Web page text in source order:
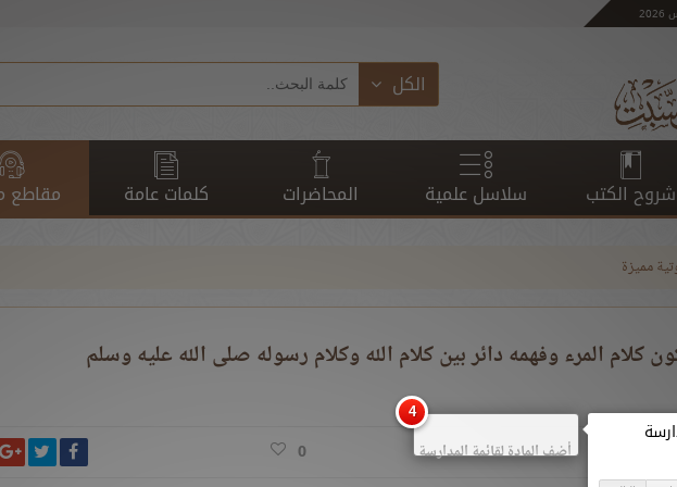
الكل
شروح الكتب سلاسل علمية المحاضرات كلمات عامة مقاطع
مميزة
كلام المرء وفهمه دائر بين كلام الله وكلام رسوله صلى الله ‏عليه وسلم
أضف المادة لقائمة المدارسة 0 شارك على